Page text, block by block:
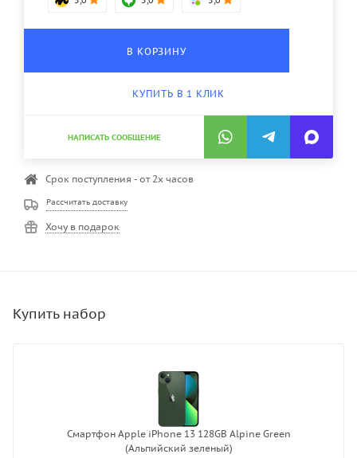
В КОРЗИНУ
КУПИТЬ В 1 КЛИК
НАПИСАТЬ СООБЩЕНИЕ
Срок поступления - от 2х часов
Рассчитать доставку
Хочу в подарок
Смартфон Apple iPhone 13 128GB Alpine Green
(Альпийский зеленый)